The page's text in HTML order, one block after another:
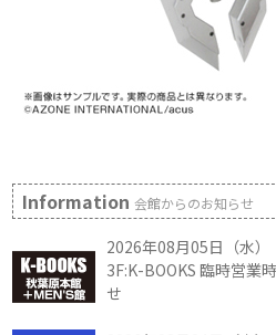
Information会館からのお知らせ
2026年08月05日（水）
3F:K-BOOKS 臨時営業
せ